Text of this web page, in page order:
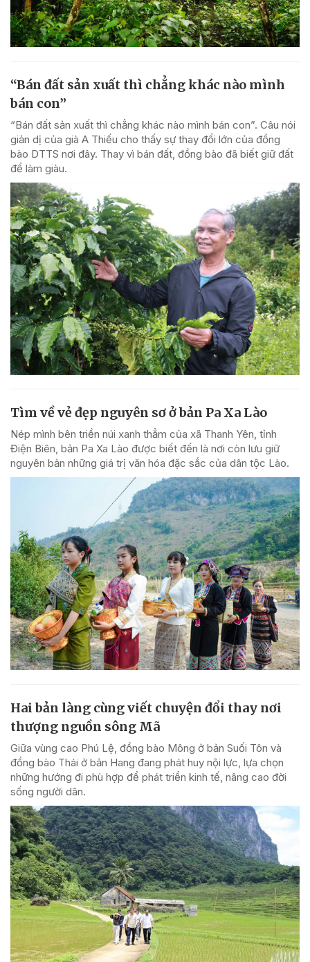
“Bán đất sản xuất thì chẳng khác nào mình
bán con”
“Bán đất sản xuất thì chẳng khác nào mình bán con”. Câu nói
giản dị của già A Thiếu cho thấy sự thay đổi lớn của đồng
bào DTTS nơi đây. Thay vì bán đất, đồng bào đã biết giữ đất
để làm giàu.
Tìm về vẻ đẹp nguyên sơ ở bản Pa Xa Lào
Nép mình bên triền núi xanh thẳm của xã Thanh Yên, tỉnh
Điện Biên, bản Pa Xa Lào được biết đến là nơi còn lưu giữ
nguyên bản những giá trị văn hóa đặc sắc của dân tộc Lào.
Hai bản làng cùng viết chuyện đổi thay nơi
thượng nguồn sông Mã
Giữa vùng cao Phú Lệ, đồng bào Mông ở bản Suối Tôn và
đồng bào Thái ở bản Hang đang phát huy nội lực, lựa chọn
những hướng đi phù hợp để phát triển kinh tế, nâng cao đời
sống người dân.